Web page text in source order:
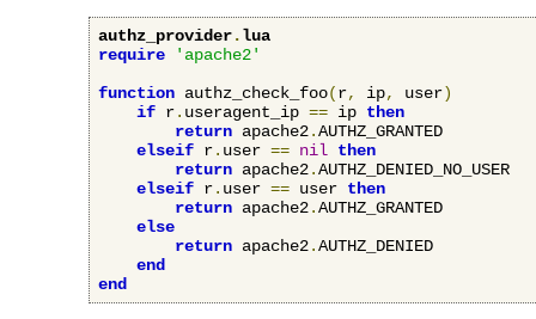
authz_provider.lua
require
'apache2'
function authz_check_foo(r, ip, user)
if r. useragent_ip == ip then
return apache2.AUTHZ_GRANTED
elseif r. user == nil then
return apache2.AUTHZ_DENIED_NO_USER
elseif r. user == user then
return apache2.AUTHZ_GRANTED
else
return apache2.AUTHZ_DENIED
end
end